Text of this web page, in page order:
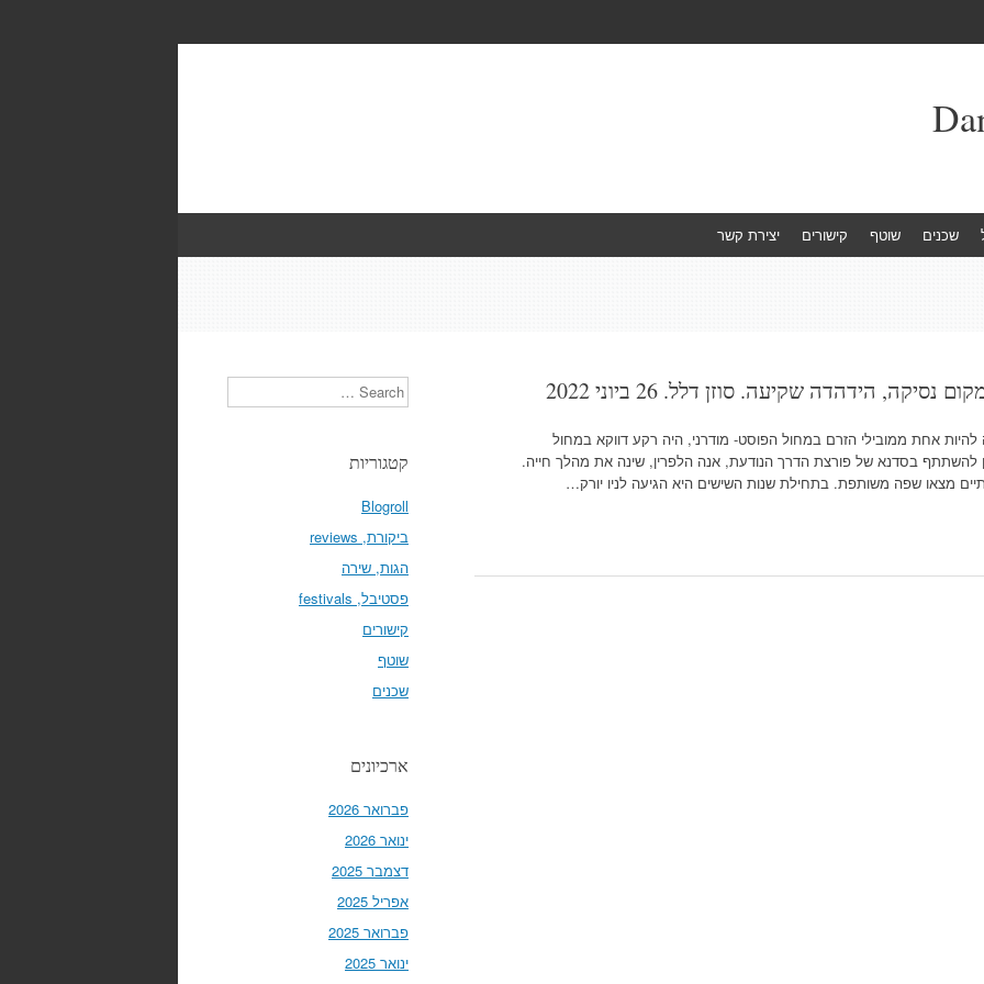
שכנים שוטף קישורים יצירת קשר
הידהדה שקיעה. סוזן דלל. 26 ביוני 2022
2017 ) שעתידה הייתה להיות אחת ממובילי הזרם במחול הפוסט- מודרני, היה רקע דווקא במחול
1960 שבו בחרה בראון להשתתף בסדנא של פורצת הדרך הנודעת, אנה הלפרין, שינה את מהלך חייה.
מצאו שפה משותפת. בתחילת שנות השישים היא הגיעה לניו יורק…
Search
קטגוריות
Blogroll
ביקורת, reviews
הגות, שירה
פסטיבל, festivals
קישורים
שוטף
שכנים
ארכיונים
פברואר 2026
ינואר 2026
דצמבר 2025
אפריל 2025
פברואר 2025
ינואר 2025